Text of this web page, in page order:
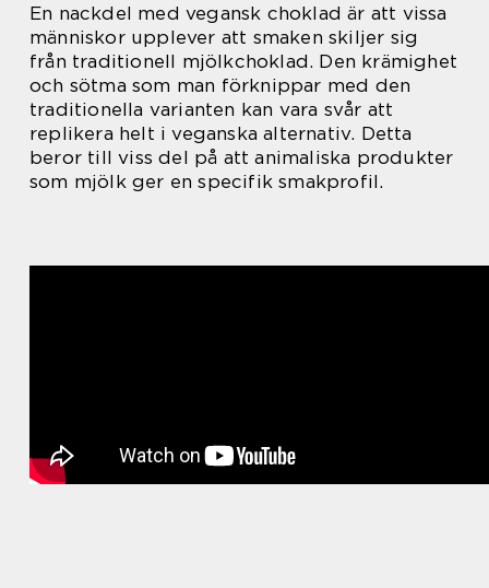
En nackdel med vegansk choklad är att vissa
människor upplever att smaken skiljer sig
från traditionell mjölkchoklad. Den krämighet
och sötma som man förknippar med den
traditionella varianten kan vara svår att
replikera helt i veganska alternativ. Detta
beror till viss del på att animaliska produkter
som mjölk ger en specifik smakprofil.